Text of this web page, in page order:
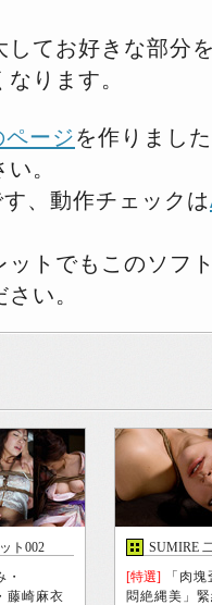
してお好きな部分
ります。
ージを作りまし
。
、動作チェックは
トでもこのソフ
い。
ト002
・
藤崎麻衣
SUMIRE
[特選] 「肉
悶絶縄美」